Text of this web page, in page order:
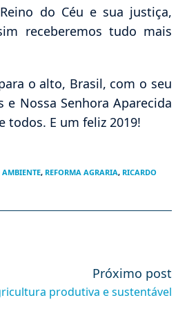
do Céu e sua justiça,
receberemos tudo mais
o alto, Brasil, com o seu
e Nossa Senhora Aparecida
todos. E um feliz 2019!
AMBIENTE, REFORMA AGRARIA, RICARDO
Próximo post
produtiva e sustentável